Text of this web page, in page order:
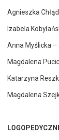
Agnieszka
Izabela
Anna Myślicka –
Magdalena
Katarzyna
Magdalena